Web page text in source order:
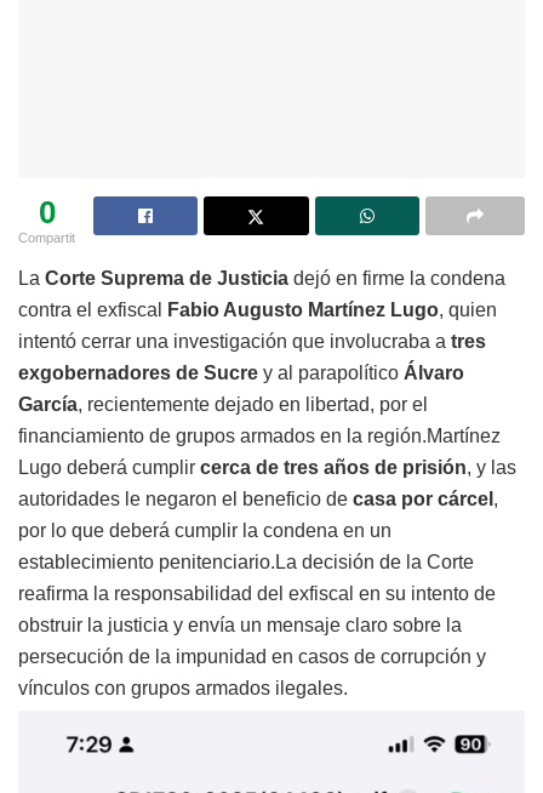
0
Compartit
La Corte Suprema de Justicia dejó en firme la condena
contra el exfiscal
Fabio Augusto Martínez Lugo, quien
intentó cerrar una investigación que involucraba a tres
exgobernadores de Sucre y al parapolítico Álvaro
García, recientemente dejado en libertad, por el
financiamiento de grupos armados en la región.Martínez
Lugo deberá cumplir cerca de tres años de prisión, y las
autoridades le negaron el beneficio de casa por cárcel ,
por lo que deberá cumplir la condena en un
establecimiento penitenciario.La decisión de la Corte
reafirma la responsabilidad del exfiscal en su intento de
obstruir la justicia y envía un mensaje claro sobre la
persecución de la impunidad en casos de corrupción y
vínculos con grupos armados ilegales.